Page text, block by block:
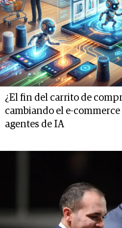
¿El fin del carrito de
cambiando el e-commerce
agentes de IA